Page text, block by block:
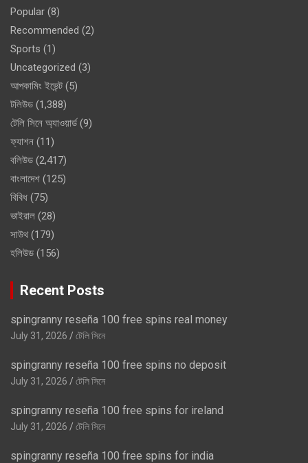
Popular (8)
Recommended (2)
Sports (1)
Uncategorized (3)
আপকামিং ইভেন্ট (5)
টলিউড (1,388)
টেলি সিনে অ্যাওয়ার্ড(9)
ফ্যাশন (11)
বলিউড (2,417)
বাংলাদেশ (125)
বিবিধ (75)
ভাইরাল (28)
সাউথ (179)
হলিউড (156)
Recent Posts
spingranny reseña 100 free spins real money
July 31, 2026 টেলি সিনে
spingranny reseña 100 free spins no deposit
July 31, 2026 টেলি সিনে
spingranny reseña 100 free spins for ireland
July 31, 2026 টেলি সিনে
spingranny reseña 100 free spins for india